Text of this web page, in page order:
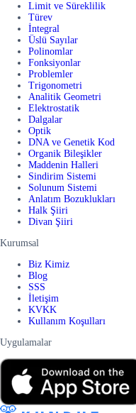
Limit ve Süreklilik
Türev
İntegral
Üslü Sayılar
Polinomlar
Fonksiyonlar
Problemler
Trigonometri
Analitik Geometri
Elektrostatik
Dalgalar
Optik
DNA ve Genetik Kod
Organik Bileşikler
Maddenin Halleri
Sindirim Sistemi
Solunum Sistemi
Anlatım Bozuklukları
Halk Şiiri
Divan Şiiri
Kurumsal
Biz Kimiz
Blog
SSS
İletişim
KVKK
Kullanım Koşulları
Uygulamalar